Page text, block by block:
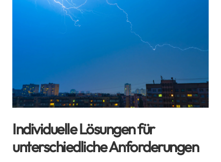
Individuelle Lösungen für
unterschiedliche Anforderungen